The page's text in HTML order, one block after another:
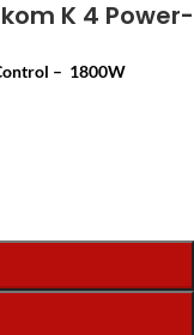
K 4 Power-
– 1800W